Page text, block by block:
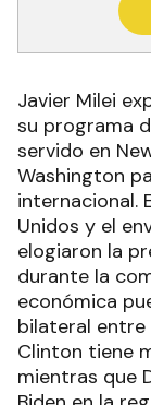
Javier Milei
su programa
servido en
Washington
internacional.
Unidos y el
elogiaron la
durante la
económica
bilateral entre
Clinton tiene
mientras que